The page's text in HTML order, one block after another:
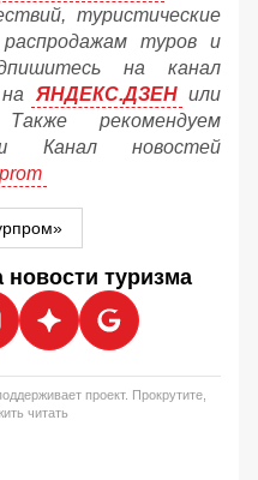
туристические
туров и
на канал
ЯНДЕКС.ДЗЕН или
рекомендуем
Канал новостей
туризма
проект. Прокрутите,
читать